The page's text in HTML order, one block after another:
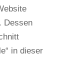
Dessen
in dieser